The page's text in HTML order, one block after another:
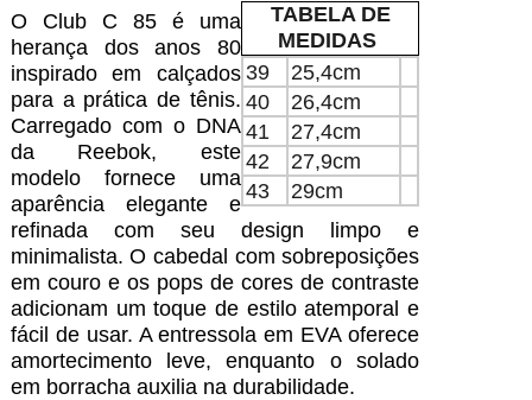
TABELA DE
MEDIDAS
39
25,4cm
40
26,4cm
41
27,4cm
42
27,9cm
43
29cm
O Club C 85 é uma
herança dos anos 80
inspirado em calçados
para a prática de tênis.
Carregado com o DNA
da Reebok, este
modelo fornece uma
aparência elegante e
refinada com seu design limpo e
minimalista. O cabedal com sobreposições
em couro e os pops de cores de contraste
adicionam um toque de estilo atemporal e
fácil de usar. A entressola em EVA oferece
amortecimento leve, enquanto o solado
em borracha auxilia na durabilidade.